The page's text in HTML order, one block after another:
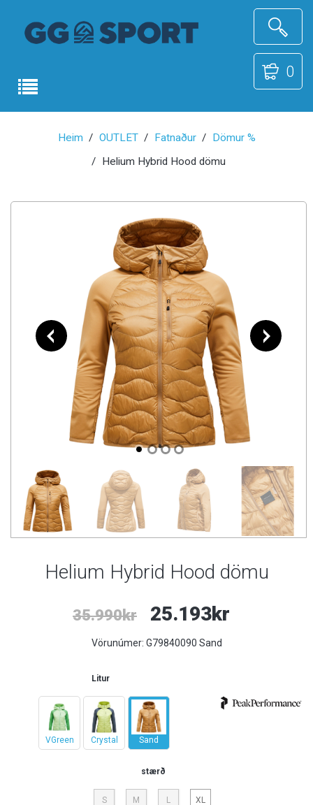
0
Heim OUTLET Fatnaður
Dömur %
Helium Hybrid Hood dömu
Helium Hybrid Hood dömu
35.990kr 25.193kr
Vörunúmer: G79840090 Sand
Litur
VGreen Crystal Sand
stærð
S M L XL